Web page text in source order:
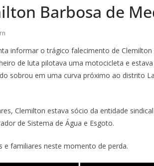
Barbosa de
informar o trágico falecimento de
de luta pilotava uma motocicleta e
sobrou em uma curva próximo ao distrito
Clemilton estava sócio da entidade
de Sistema de Água e Esgoto.
familiares neste momento de perda.